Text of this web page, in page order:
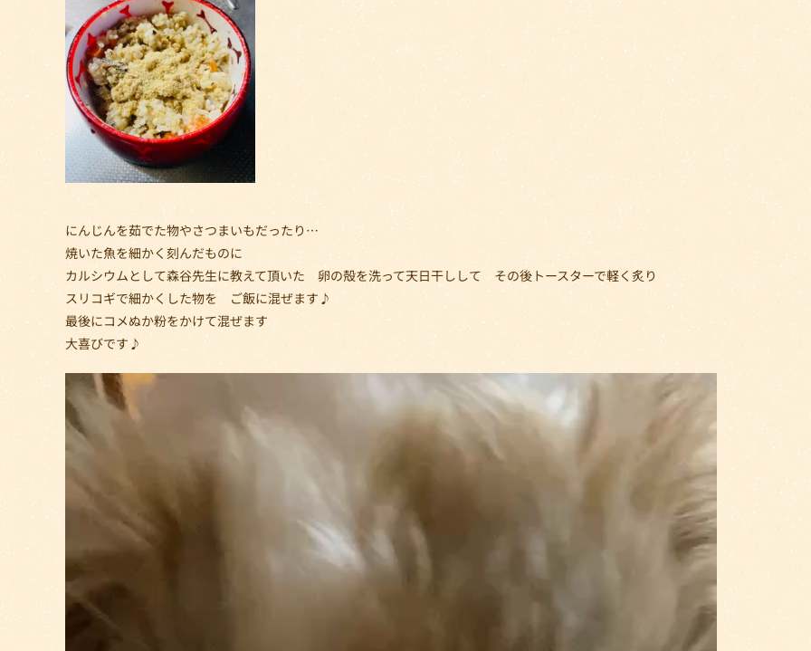
にんじんを茹でた物やさつまいもだったり…
焼いた魚を細かく刻んだものに
カルシウムとして森谷先生に教えて頂いた 卵の殻を洗って天日干しして その後トースターで軽く炙り
スリコギで細かくした物を ご飯に混ぜます♪
最後にコメぬか粉をかけて混ぜます
大喜びです♪
画
プ
レ
ー